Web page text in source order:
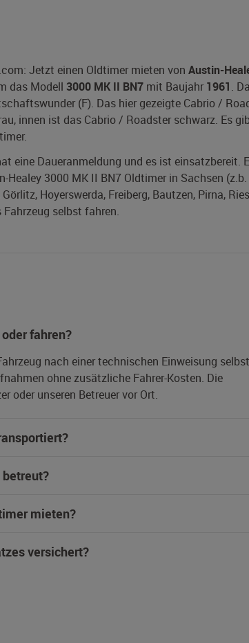
Jetzt einen Oldtimer mieten von Austin-
das Modell 3000 MK II BN7 mit Baujahr 1961.
(F). Das hier gezeigte Cabrio /
innen ist das Cabrio / Roadster schwarz. Es
eine Daueranmeldung und es ist einsatzbereit.
3000 MK II BN7 Oldtimer in Sachsen
Hoyerswerda, Freiberg, Bautzen, Pirna,
selbst fahren.
fahren?
nach einer technischen Einweisung selbst
ohne zusätzliche Fahrer-Kosten. Die
oder unseren Betreuer vor Ort.
mieten?
versichert?